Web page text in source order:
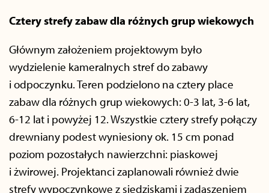
Cztery strefy zabaw dla różnych grup wiekowych
Głównym założeniem projektowym było
wydzielenie kameralnych stref do zabawy
i odpoczynku. Teren podzielono na cztery place
zabaw dla różnych grup wiekowych: 0-3 lat, 3-6 lat,
6-12 lat i powyżej 12. Wszystkie cztery strefy połączy
drewniany podest wyniesiony ok. 15 cm ponad
poziom pozostałych nawierzchni: piaskowej
i żwirowej. Projektanci zaplanowali również dwie
strefy wypoczynkowe z siedziskami i zadaszeniem